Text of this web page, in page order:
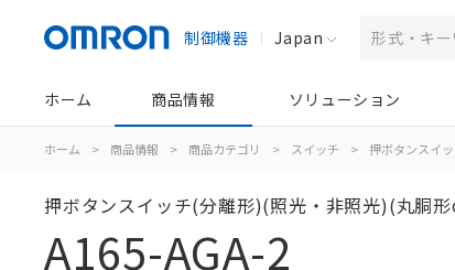
制御機器 Japan
ホーム 商品情報 ソリューション
ホーム > 商品情報 > 商品カテゴリ > スイッチ > 押ボタンスイ
押ボタンスイッチ(分離形)(照光・非照光)(丸胴
A165-AGA-2